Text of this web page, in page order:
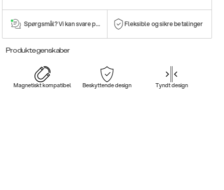
Spørgsmål? Vi kan svare på dem! Fleksible og sikre betalinger
Produktegenskaber
Magnetiskt kompatibel Beskyttende design Tyndt design